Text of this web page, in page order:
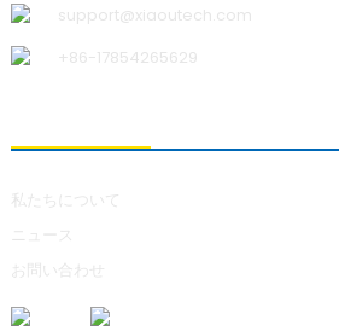
support@xiaoutech.com
+86-17854265629
私たちについて
ニュース
お問い合わせ